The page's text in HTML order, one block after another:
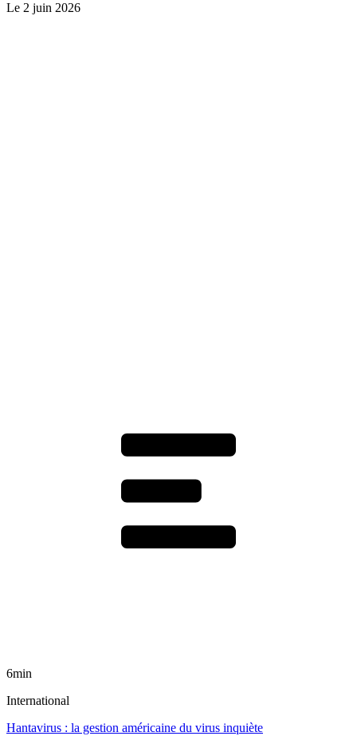
Le 2 juin 2026
6min
International
Hantavirus : la gestion américaine du virus inquiète